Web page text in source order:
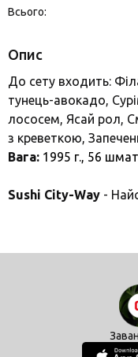
Всього:
Опис
До сету входить:
тунець-авокадо,
лососем, Ясай рол,
з креветкою,
Вага: 1995 г., 56
Sushi City-Way -